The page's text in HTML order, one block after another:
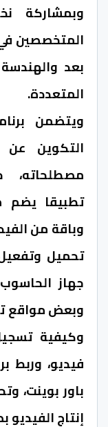
وبمشاركة
المتخصصين
بعد
المتعددة.
ويتضمن
التكوين عن
مصطلحاته،
تطبيقا يضم
وباقة من
تحميل
جهاز
وبعض مواقع
وكيفية
فيديو، وربط
باور بوينت،
إنتاج